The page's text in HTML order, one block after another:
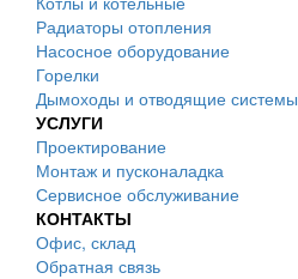
Радиаторы отопления
Насосное оборудование
Горелки
Дымоходы и отводящие системы
УСЛУГИ
Проектирование
Монтаж и пусконаладка
Сервисное обслуживание
КОНТАКТЫ
Офис, склад
Обратная связь